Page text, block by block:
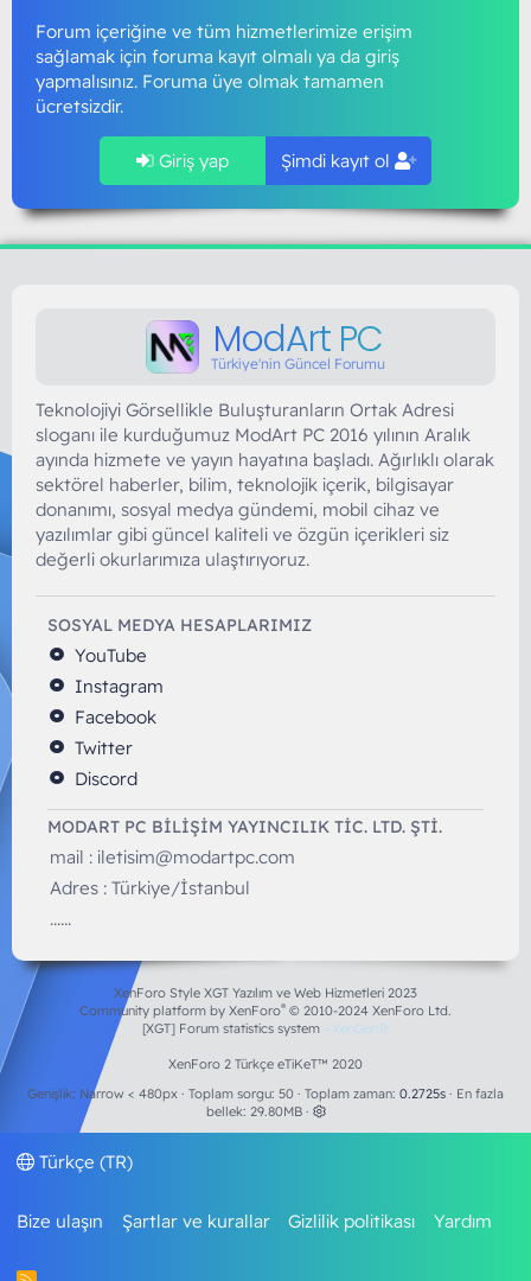
Forum içeriğine ve tüm hizmetlerimize erişim
sağlamak için foruma kayıt olmalı ya da giriş
yapmalısınız. Foruma üye olmak tamamen
ücretsizdir.
Giriş yap Şimdi kayıt ol
ModArt PC
Türkiye'nin Güncel Forumu
Teknolojiyi Görsellikle Buluşturanların Ortak Adresi
sloganı ile kurduğumuz ModArt PC 2016 yılının Aralık
ayında hizmete ve yayın hayatına başladı. Ağırlıklı olarak
sektörel haberler, bilim, teknolojik içerik, bilgisayar
donanımı, sosyal medya gündemi, mobil cihaz ve
yazılımlar gibi güncel kaliteli ve özgün içerikleri siz
değerli okurlarımıza ulaştırıyoruz.
SOSYAL MEDYA HESAPLARIMIZ
YouTube
Instagram
Facebook
Twitter
Discord
MODART PC BILIŞIM YAYINCILIK TİC. LTD. ŞTİ.
mail : iletisim@modartpc.com
Adres : Türkiye/İstanbul
......
XenForo Style XGT Yazılım ve Web Hizmetleri 2023
Community platform by XenForo® © 2010-2024 XenForo Ltd.
[XGT] Forum statistics system
- XenGenTr
XenForo 2 Türkçe eTiKeT™ 2020
Genişlik
Toplam sorgu 50 Toplam zaman 0.2725s
En fazla
bellek 29.80MB
Türkçe (TR)
Bize ulaşın Şartlar ve kurallar Gizlilik politikası Yardım